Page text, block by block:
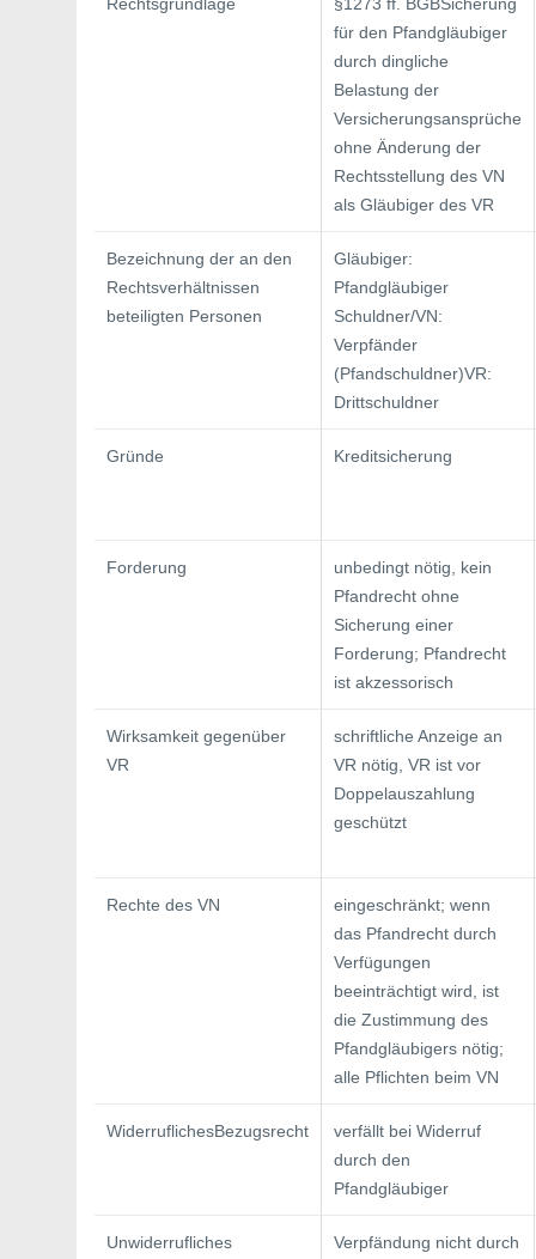
für den Pfandgläubiger
durch dingliche
Belastung der
Versicherungsansprüche
ohne Änderung der
Rechtsstellung des VN
als Gläubiger des VR
Bezeichnung der an den
Rechtsverhältnissen
beteiligten Personen
Gläubiger:
Pfandgläubiger
Schuldner/VN:
Verpfänder
(Pfandschuldner)VR:
Drittschuldner
Gründe Kreditsicherung
Forderung
unbedingt nötig, kein
Pfandrecht ohne
Sicherung einer
Forderung; Pfandrecht
ist akzessorisch
Wirksamkeit gegenüber
VR
schriftliche Anzeige an
VR nötig, VR ist vor
Doppelauszahlung
geschützt
Rechte des VN
eingeschränkt; wenn
das Pfandrecht durch
Verfügungen
beeinträchtigt wird, ist
die Zustimmung des
Pfandgläubigers nötig;
alle Pflichten beim VN
WiderruflichesBezugsrecht
verfällt bei Widerruf
durch den
Pfandgläubiger
Unwiderrufliches
Verpfändung nicht durch